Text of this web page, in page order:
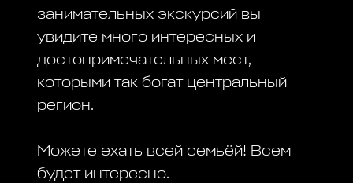
занимательных экскурсий вы
увидите много интересных и
достопримечательных мест,
которыми так богат центральный
регион.
Можете ехать всей семьёй! Всем
будет интересно.